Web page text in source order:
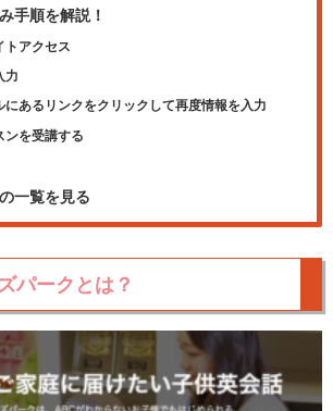
手順を解説！
トアクセス
力
にあるリンクをクリックして再度情報を入力
ンを受講する
一覧を見る
パークとは？